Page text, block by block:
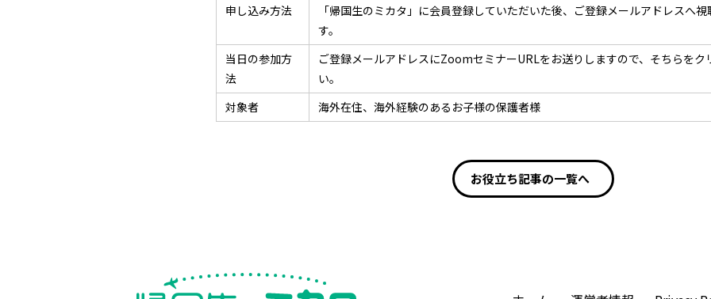
申し込み方法
「帰国生のミカタ」に会員登録していただいた後、ご登録メールアドレスへ
す。
当日の参加方
法
ご登録メールアドレスにZoomセミナーURLをお送りしますので、そちらをク
い。
対象者
海外在住、海外経験のあるお子様の保護者様
お役立ち記事の一覧へ